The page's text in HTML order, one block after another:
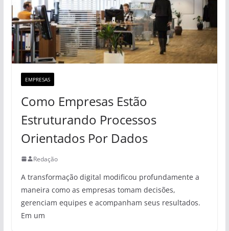
EMPRESAS
Como Empresas Estão
Estruturando Processos
Orientados Por Dados
Redação
A transformação digital modificou profundamente a
maneira como as empresas tomam decisões,
gerenciam equipes e acompanham seus resultados.
Em um